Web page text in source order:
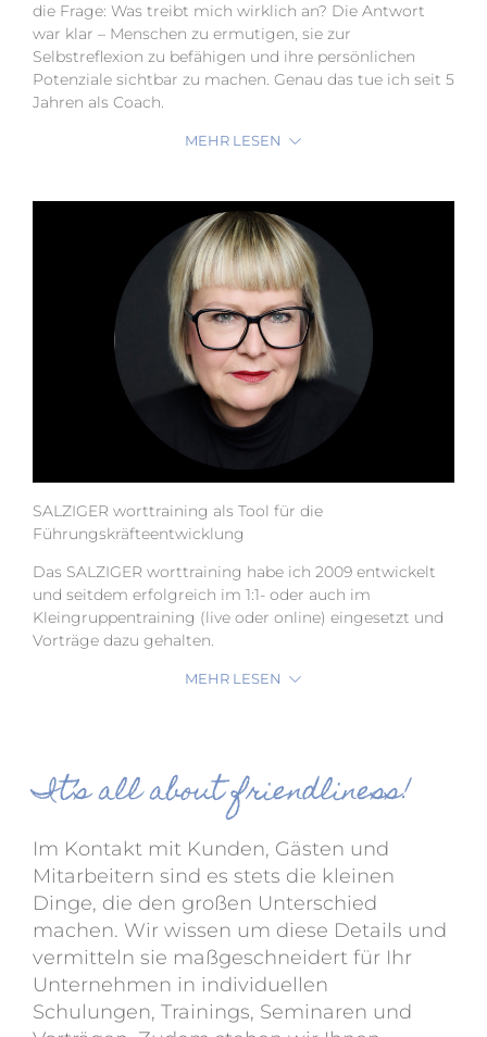
die Frage: Was treibt mich wirklich an? Die Antwort
war klar – Menschen zu ermutigen, sie zur
Selbstreflexion zu befähigen und ihre persönlichen
Potenziale sichtbar zu machen. Genau das tue ich seit 5
Jahren als Coach.
MEHR LESEN
SALZIGER worttraining als Tool für die
Führungskräfteentwicklung
Das SALZIGER worttraining habe ich 2009 entwickelt
und seitdem erfolgreich im 1:1- oder auch im
Kleingruppentraining (live oder online) eingesetzt und
Vorträge dazu gehalten.
MEHR LESEN
It’s all about friendliness!
Im Kontakt mit Kunden, Gästen und
Mitarbeitern sind es stets die kleinen
Dinge, die den großen Unterschied
machen. Wir wissen um diese Details und
vermitteln sie maßgeschneidert für Ihr
Unternehmen in individuellen
Schulungen, Trainings, Seminaren und